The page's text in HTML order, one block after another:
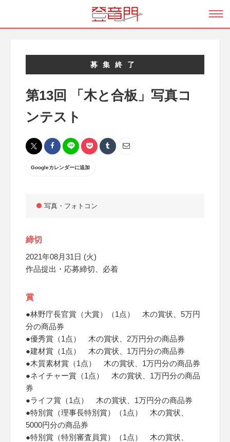
募集終了
第13回 「木と合板」写真コ
ンテスト
Googleカレンダーに追加
写真・フォトコン
締切
2021年08月31日 (火)
作品提出・応募締切、必着
賞
●林野庁長官賞（大賞）（1点） 木の賞状、5万円
分の商品券
●優秀賞（1点） 木の賞状、2万円分の商品券
●建材賞（1点） 木の賞状、1万円分の商品券
●木質素材賞（1点） 木の賞状、1万円分の商品券
●ネイチャー賞（1点） 木の賞状、1万円分の商品
券
●ライフ賞（1点） 木の賞状、1万円分の商品券
●特別賞（理事長特別賞）（1点） 木の賞状、
5000円分の商品券
●特別賞（特別審査員賞）（1点） 木の賞状、